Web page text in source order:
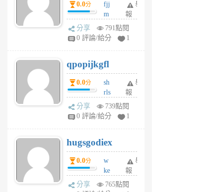
月
前
0.0分
fjj
m
w
rs
6
個
月
前
舉
報
分享
791點閱
0 評論/給分
1
qpopijkgfl
0.0分
sh
rls
k
m
6
個
月
前
舉
報
分享
739點閱
0 評論/給分
1
hugsgodiex
0.0分
w
ke
rv
pj
舉
報
分享
765點閱